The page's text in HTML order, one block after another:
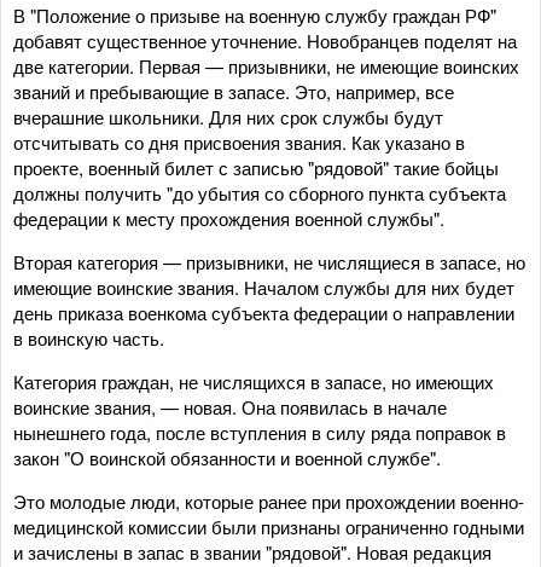
В "Положение о призыве на военную службу граждан РФ"
добавят существенное уточнение. Новобранцев поделят на
две категории. Первая — призывники, не имеющие воинских
званий и пребывающие в запасе. Это, например, все
вчерашние школьники. Для них срок службы будут
отсчитывать со дня присвоения звания. Как указано в
проекте, военный билет с записью "рядовой" такие бойцы
должны получить "до убытия со сборного пункта субъекта
федерации к месту прохождения военной службы".
Вторая категория — призывники, не числящиеся в запасе, но
имеющие воинские звания. Началом службы для них будет
день приказа военкома субъекта федерации о направлении
в воинскую часть.
Категория граждан, не числящихся в запасе, но имеющих
воинские звания, — новая. Она появилась в начале
нынешнего года, после вступления в силу ряда поправок в
закон "О воинской обязанности и военной службе".
Это молодые люди, которые ранее при прохождении военно-
медицинской комиссии были признаны ограниченно годными
и зачислены в запас в звании "рядовой". Новая редакция